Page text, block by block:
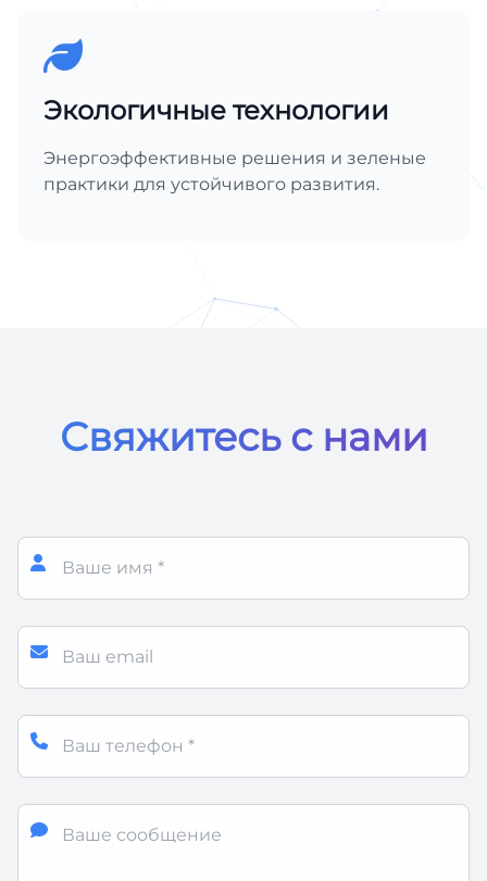
Экологичные технологии
Энергоэффективные решения и зеленые
практики для устойчивого развития.
Свяжитесь с нами